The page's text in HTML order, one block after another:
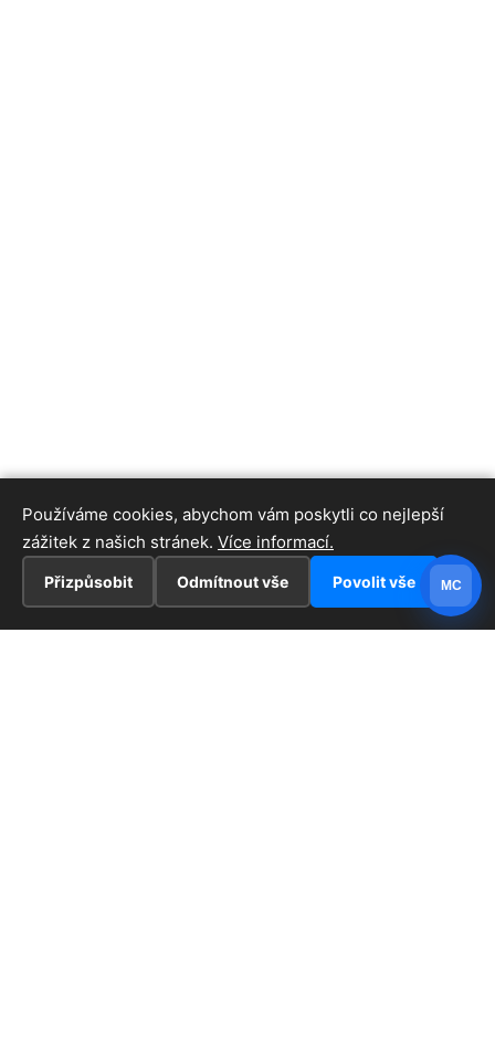
Používáme cookies, abychom vám poskytli co nejlepší
zážitek z našich stránek. Více informací.
Přizpůsobit Odmítnout vše Povolit vše MC